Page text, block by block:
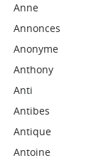
Anne
Annonces
Anonyme
Anthony
Anti
Antibes
Antique
Antoine